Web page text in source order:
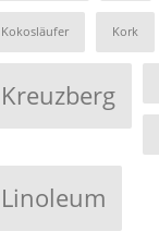
Kokosläufer Kork
Kreuzberg
Linoleum